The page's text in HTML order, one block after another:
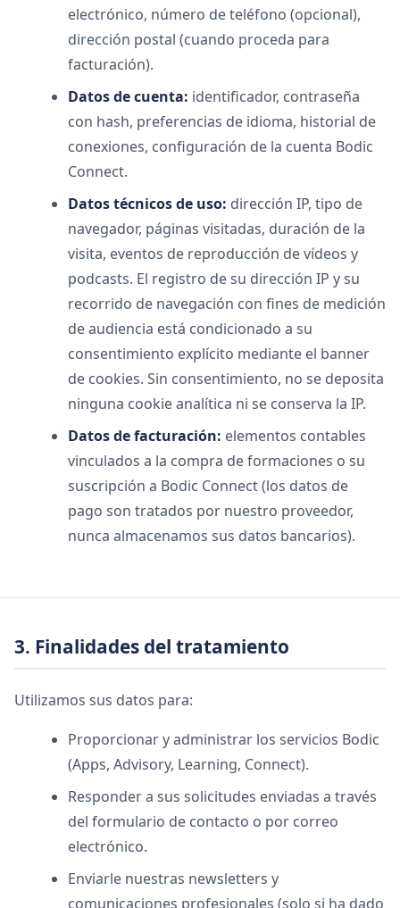
electrónico, número de teléfono (opcional),
dirección postal (cuando proceda para
facturación).
Datos de cuenta: identificador, contraseña
con hash, preferencias de idioma, historial de
conexiones, configuración de la cuenta Bodic
Connect.
Datos técnicos de uso: dirección IP, tipo de
navegador, páginas visitadas, duración de la
visita, eventos de reproducción de vídeos y
podcasts. El registro de su dirección IP y su
recorrido de navegación con fines de medición
de audiencia está condicionado a su
consentimiento explícito mediante el banner
de cookies. Sin consentimiento, no se deposita
ninguna cookie analítica ni se conserva la IP.
Datos de facturación: elementos contables
vinculados a la compra de formaciones o su
suscripción a Bodic Connect (los datos de
pago son tratados por nuestro proveedor,
nunca almacenamos sus datos bancarios).
3. Finalidades del tratamiento
Utilizamos sus datos para:
Proporcionar y administrar los servicios Bodic
(Apps, Advisory, Learning, Connect).
Responder a sus solicitudes enviadas a través
del formulario de contacto o por correo
electrónico.
Enviarle nuestras newsletters y
comunicaciones profesionales (solo si ha dado